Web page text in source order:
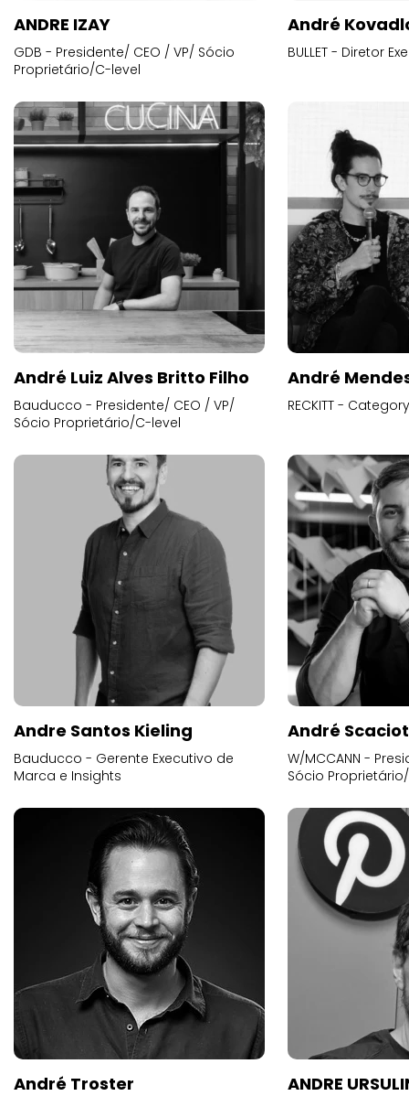
ANDRE IZAY
GDB - Presidente/ CEO / VP/ Sócio
Proprietário/C-level
André
BULLET - Diretor
André Luiz Alves Britto Filho
Bauducco - Presidente/ CEO / VP/
Sócio Proprietário/C-level
André
RECKITT -
Andre Santos Kieling
Bauducco - Gerente Executivo de
Marca e Insights
André
W/MCCANN -
Sócio
André Troster ANDRE